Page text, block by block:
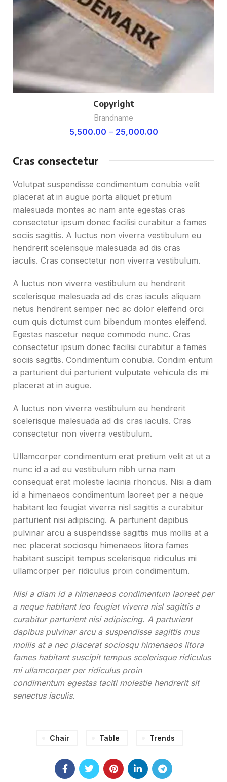
Copyright
Brandname
5,500.00 – 25,000.00
Cras consectetur
Volutpat suspendisse condimentum conubia velit
placerat at in augue porta aliquet pretium
malesuada montes ac nam ante egestas cras
consectetur ipsum donec facilisi curabitur a fames
sociis sagittis. A luctus non viverra vestibulum eu
hendrerit scelerisque malesuada ad dis cras
iaculis. Cras consectetur non viverra vestibulum.
A luctus non viverra vestibulum eu hendrerit
scelerisque malesuada ad dis cras iaculis aliquam
netus hendrerit semper nec ac dolor eleifend orci
cum quis dictumst cum bibendum montes eleifend.
Egestas nascetur neque commodo nunc. Cras
consectetur ipsum donec facilisi curabitur a fames
sociis sagittis. Condimentum conubia. Condim entum
a parturient dui parturient vulputate vehicula dis mi
placerat at in augue.
A luctus non viverra vestibulum eu hendrerit
scelerisque malesuada ad dis cras iaculis. Cras
consectetur non viverra vestibulum.
Ullamcorper condimentum erat pretium velit at ut a
nunc id a ad eu vestibulum nibh urna nam
consequat erat molestie lacinia rhoncus. Nisi a diam
id a himenaeos condimentum laoreet per a neque
habitant leo feugiat viverra nisl sagittis a curabitur
parturient nisi adipiscing. A parturient dapibus
pulvinar arcu a suspendisse sagittis mus mollis at a
nec placerat sociosqu himenaeos litora fames
habitant suscipit tempus scelerisque ridiculus mi
ullamcorper per ridiculus proin condimentum.
Nisi a diam id a himenaeos condimentum laoreet per
a neque habitant leo feugiat viverra nisl sagittis a
curabitur parturient nisi adipiscing. A parturient
dapibus pulvinar arcu a suspendisse sagittis mus
mollis at a nec placerat sociosqu himenaeos litora
fames habitant suscipit tempus scelerisque ridiculus
mi ullamcorper per ridiculus proin
condimentum egestas taciti molestie hendrerit sit
senectus iaculis.
Chair Table Trends